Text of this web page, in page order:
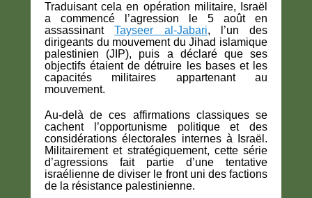
Traduisant cela en opération militaire, Israël
a commencé l’agression le 5 août en
assassinantTayseer al-Jabari, l’un des
dirigeants du mouvement du Jihad islamique
palestinien (JIP), puis a déclaré que ses
objectifs étaient de détruire les bases et les
capacités militaires appartenant au
mouvement.
Au-delà de ces affirmations classiques se
cachent l’opportunisme politique et des
considérations électorales internes à Israël.
Militairement et stratégiquement, cette série
d’agressions fait partie d’une tentative
israélienne de diviser le front uni des factions
de la résistance palestinienne.